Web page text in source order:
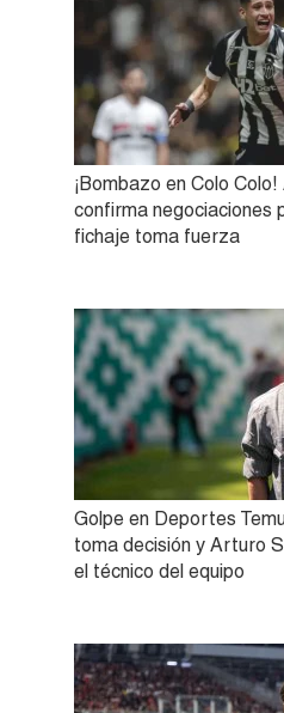
¡Bombazo en Colo
confirma negociaciones
fichaje toma fuerza
Golpe en Deportes
toma decisión y Arturo
el técnico del equipo